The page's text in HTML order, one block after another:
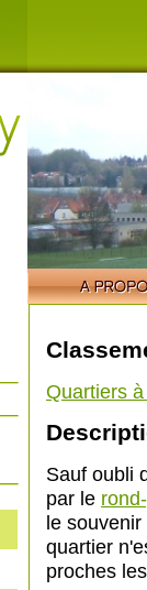
Quartiers
Sauf oubli
par le
le
quartier
proches